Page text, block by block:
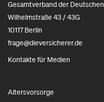
Gesamtverband der
Wilhelmstraße 43 / 43G
10117 Berlin
frage@dieversicherer.de
Kontakte für Medien
Altersvorsorge